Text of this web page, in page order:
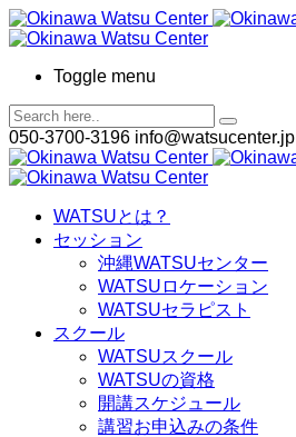
Toggle menu
050-3700-3196 info@watsucenter.jp
WATSUとは？
セッション
沖縄WATSUセンター
WATSUロケーション
WATSUセラピスト
スクール
WATSUスクール
WATSUの資格
開講スケジュール
講習お申込みの条件